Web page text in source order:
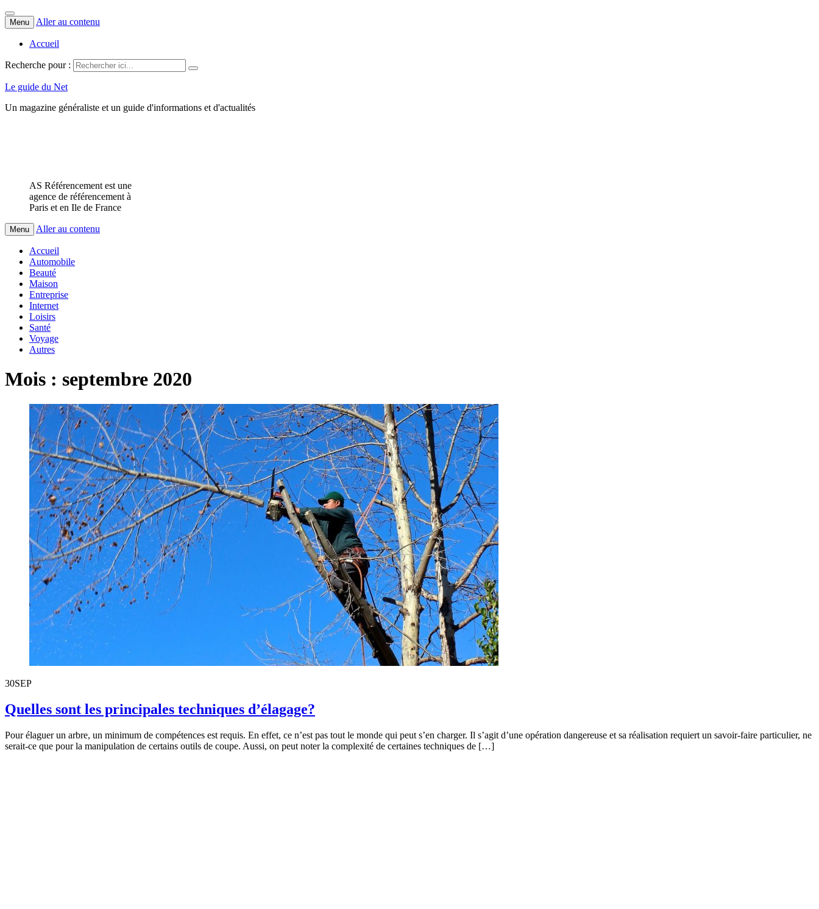
Menu Aller au contenu
Accueil
Recherche pour :
Le guide du Net
Un magazine généraliste et un guide d'informations et d'actualités
AS Référencement est une
agence de référencement à
Paris et en Ile de France
Menu Aller au contenu
Accueil
Automobile
Beauté
Maison
Entreprise
Internet
Loisirs
Santé
Voyage
Autres
Mois : septembre 2020
30SEP
Quelles sont les principales techniques d’élagage?
Pour élaguer un arbre, un minimum de compétences est requis. En effet, ce n’est pas tout le monde qui peut s’en charger. Il s’agit d’une opération dangereuse et sa réalisation requiert un savoir-faire particulier, ne
serait-ce que pour la manipulation de certains outils de coupe. Aussi, on peut noter la complexité de certaines techniques de […]